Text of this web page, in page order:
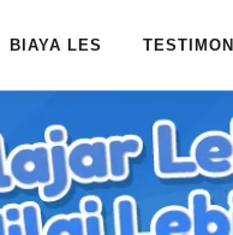
BIAYA LES TESTIMONI